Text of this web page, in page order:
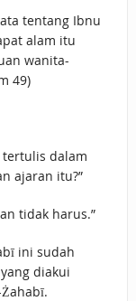
tentang Ibnu
alam itu
wanita-
49)
tertulis dalam
ajaran itu?”
tidak harus.”
ini sudah
diakui